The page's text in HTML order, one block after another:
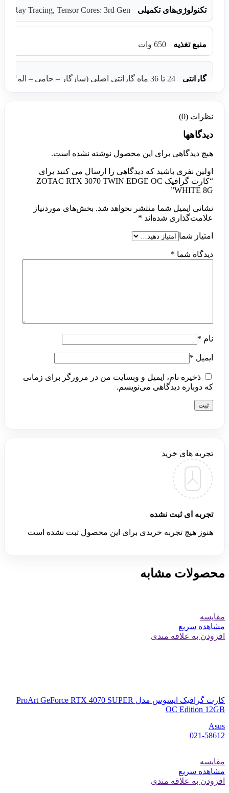
تکنولوژی‌های تکمیلی Ray Tracing, Tensor Cores: 3rd Gen
منبع تغذیه 650 وات
گارانتی 24 تا 36 ماه گارانتی اصلی (سازگار – حامی – الماس – تابا )
نظرات (0)
دیدگاهها
هیچ دیدگاهی برای این محصول نوشته نشده است.
اولین نفری باشید که دیدگاهی را ارسال می کنید برای
“کارت گرافیک ZOTAC RTX 3070 TWIN EDGE OC
WHITE 8G”
نشانی ایمیل شما منتشر نخواهد شد. بخش‌های موردنیاز
علامت‌گذاری شده‌اند *
امتیاز شما
دیدگاه شما *
نام *
ایمیل *
ذخیره نام، ایمیل و وبسایت من در مرورگر برای زمانی
که دوباره دیدگاهی می‌نویسم.
تجربه های خرید
تجربه ای ثبت نشده
هنوز هیچ تجربه خریدی برای این محصول ثبت نشده است
محصولات مشابه
مقایسه
مشاهده سریع
افزودن به علاقه مندی
کارت گرافیک ایسوس مدل ProArt GeForce RTX 4070 SUPER
OC Edition 12GB
Asus
021-58612
مقایسه
مشاهده سریع
افزودن به علاقه مندی